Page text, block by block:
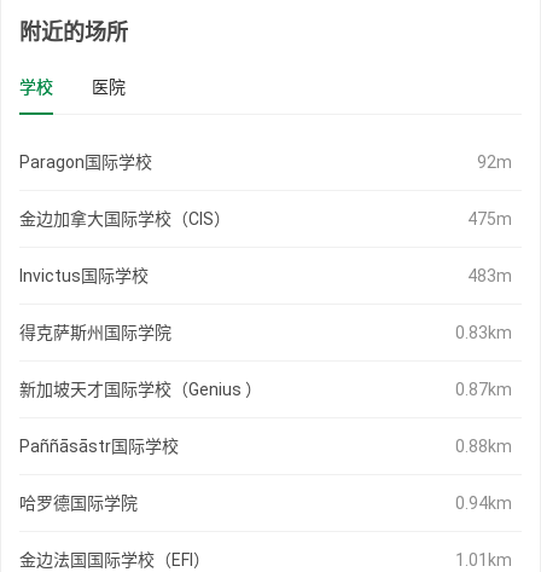
附近的场所
学校 医院
Paragon国际学校 92m
金边加拿大国际学校（CIS） 475m
Invictus国际学校 483m
得克萨斯州国际学院 0.83km
新加坡天才国际学校（Genius ） 0.87km
Paññāsāstr国际学校 0.88km
哈罗德国际学院 0.94km
金边法国国际学校（EFI） 1.01km